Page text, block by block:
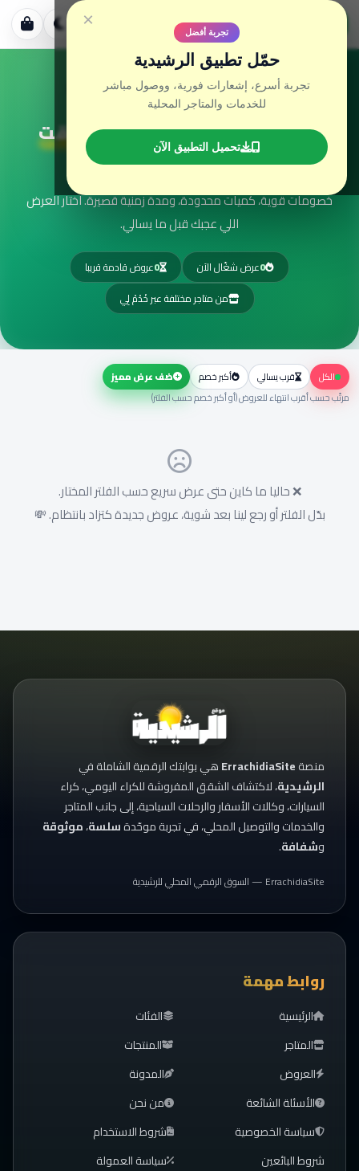
×
تجربة أفضل
حمّل تطبيق الرشيدية
تجربة أسرع، إشعارات فورية، ووصول مباشر
للخدمات والمتاجر المحلية
تحميل التطبيق الآن
متاجر الرشيدية – عروض سريعة من متاجر موثوقة
⚡ عروض سريعة وْزْوُونْيَة – الوقت
كَيْدُوزْ!
خصومات قوية، كميات محدودة، ومدة زمنية قصيرة. اختار العرض
اللي عجبك قبل ما يسالي.
0عرض شغّال الآن 0عروض قادمة قريبا
من متاجر مختلفة عبر خْدْمْ لِي
الكل قرب يسالي أكبر خصم
ضف عرض مميز
مرتّب حسب أقرب انتهاء للعروض (أو أكبر خصم حسب الفلتر)
❌ حاليا ما كاين حتى عرض سريع حسب الفلتر المختار.
بدّل الفلتر أو رجع لينا بعد شوية، عروض جديدة كتزاد بانتظام. 💸
منصةErrachidiaSiteهي بوابتك الرقمية الشاملة في
الرشيدية، لاكتشاف الشقق المفروشة للكراء اليومي، كراء
السيارات، وكالات الأسفار والرحلات السياحية، إلى جانب المتاجر
والخدمات والتوصيل المحلي، في تجربة موحّدةسلسة،موثوقة
وشفافة.
ErrachidiaSite — السوق الرقمي المحلي للرشيدية
روابط مهمة
الرئيسية
الفئات
المتاجر
المنتجات
العروض
المدونة
الأسئلة الشائعة
من نحن
سياسة الخصوصية
شروط الاستخدام
شروط البائعين
سياسة العمولة